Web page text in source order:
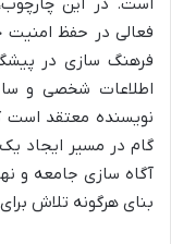
فعالی در حفظ امنیت
فرهنگ سازی در
اطلاعات شخصی و
نویسنده معتقد
گام در مسیر ایجاد
آگاه سازی جامعه و
بنای هرگونه تلاش